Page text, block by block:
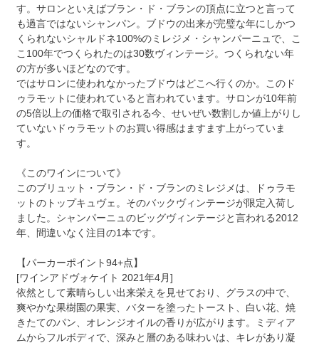
す。サロンといえばブラン・ド・ブランの頂点に立つと言って
も過言ではないシャンパン。ブドウの出来が完璧な年にしかつ
くられないシャルドネ100%のミレジメ・シャンパーニュで、こ
こ100年でつくられたのは30数ヴィンテージ。つくられない年
の方が多いほどなのです。
ではサロンに使われなかったブドウはどこへ行くのか。このド
ゥラモットに使われていると言われています。サロンが10年前
の5倍以上の価格で取引される今、せいぜい数割しか値上がりし
ていないドゥラモットのお買い得感はますます上がっていま
す。
《このワインについて》
このブリュット・ブラン・ド・ブランのミレジメは、ドゥラモ
ットのトップキュヴェ。そのバックヴィンテージが限定入荷し
ました。シャンパーニュのビッグヴィンテージと言われる2012
年、間違いなく注目の1本です。
【パーカーポイント94+点】
[ワインアドヴォケイト 2021年4月]
依然として素晴らしい出来栄えを見せており、グラスの中で、
爽やかな果樹園の果実、バターを塗ったトースト、白い花、焼
きたてのパン、オレンジオイルの香りが広がります。ミディア
ムからフルボディで、深みと層のある味わいは、キレがあり凝